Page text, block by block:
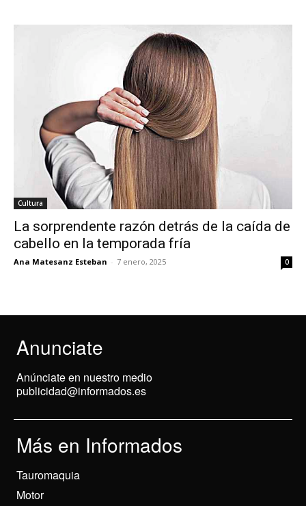
Cultura
La sorprendente razón detrás de la caída de
cabello en la temporada fría
Ana Matesanz Esteban - 7 enero, 2025 0
Anunciate
Anúnciate en nuestro medio
publicidad@informados.es
Más en Informados
Tauromaquia
Motor